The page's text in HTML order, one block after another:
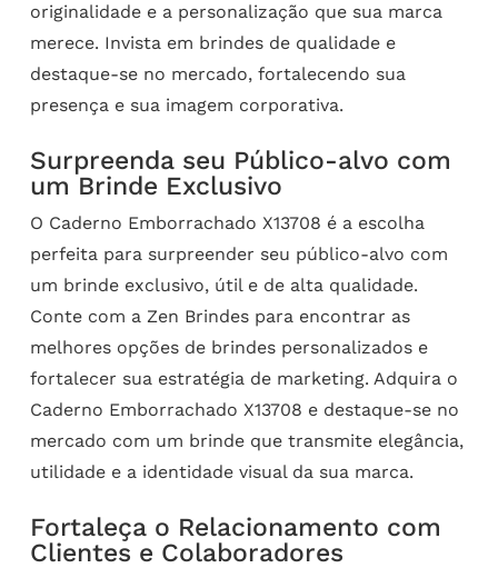
originalidade e a personalização que sua marca
merece. Invista em brindes de qualidade e
destaque-se no mercado, fortalecendo sua
presença e sua imagem corporativa.
Surpreenda seu Público-alvo com
um Brinde Exclusivo
O Caderno Emborrachado X13708 é a escolha
perfeita para surpreender seu público-alvo com
um brinde exclusivo, útil e de alta qualidade.
Conte com a Zen Brindes para encontrar as
melhores opções de brindes personalizados e
fortalecer sua estratégia de marketing. Adquira o
Caderno Emborrachado X13708 e destaque-se no
mercado com um brinde que transmite elegância,
utilidade e a identidade visual da sua marca.
Fortaleça o Relacionamento com
Clientes e Colaboradores